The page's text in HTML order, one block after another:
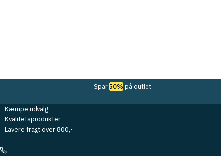
Kæmpe udvalg
Kvalitetsprodukter
Lavere fragt over 800,-
Spar50% på outlet